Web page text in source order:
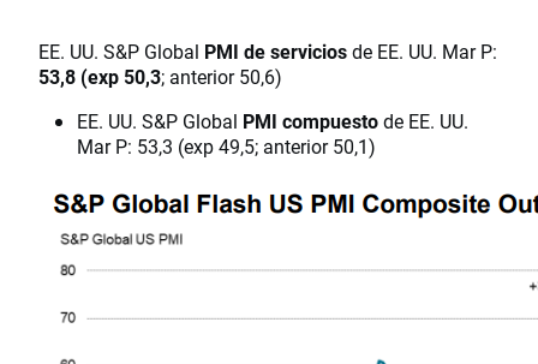
EE. UU. S&P Global PMI de serviciosde EE. UU. Mar P:
53,8 (exp 50,3; anterior 50,6)
EE. UU. S&P Global PMI compuestode EE. UU.
Mar P: 53,3 (exp 49,5; anterior 50,1)